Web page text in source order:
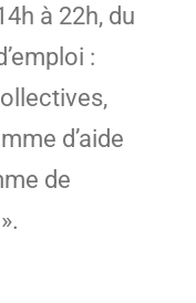
à 22h, du
:
d’aide
de